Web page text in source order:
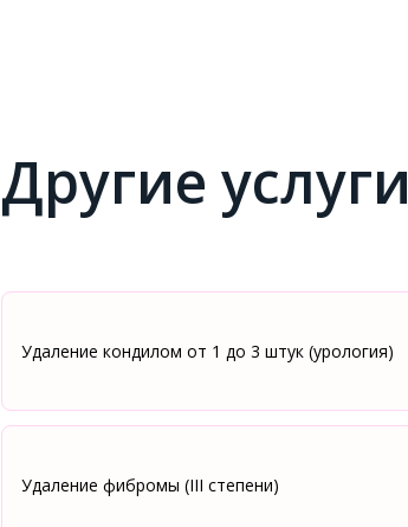
Другие услуги
Удаление кондилом от 1 до 3 штук (урология)
Удаление фибромы (III степени)